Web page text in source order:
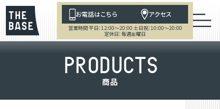
お電話はこちら アクセス
営業時間 平日：12:00～20:00 土日祝：10:00～20:00
定休日：毎週金曜日
PRODUCTS
商品